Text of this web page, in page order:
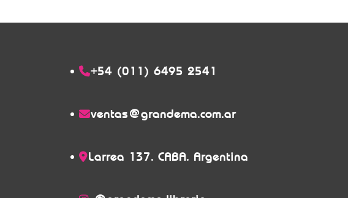
+54 (011) 6495 2541
ventas@grandema.com.ar
Larrea 137. CABA. Argentina